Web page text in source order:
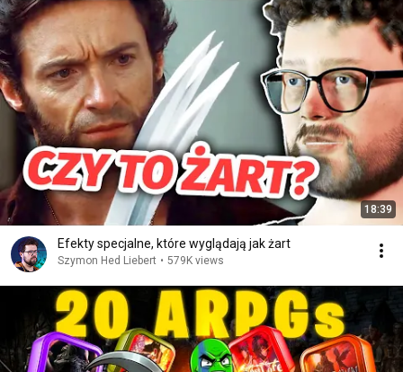
18:39
Efekty specjalne, które wyglądają jak żart
Szymon Hed Liebert • 579K views